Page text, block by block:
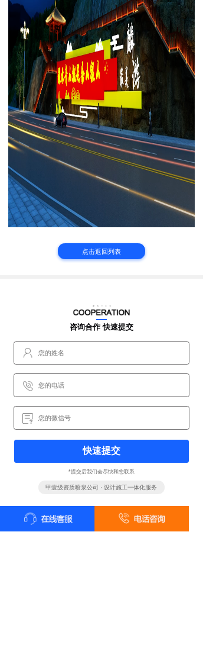
点击返回列表
咨询合作 快速提交
快速提交
*提交后我们会尽快和您联系
甲壹级资质喷泉公司 · 设计施工一体化服务